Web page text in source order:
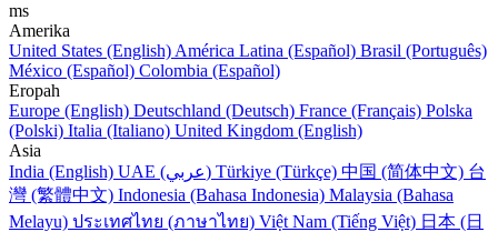
ms
Amerika
United States (English) América Latina (Español) Brasil (Português)
México (Español) Colombia (Español)
Eropah
Europe (English) Deutschland (Deutsch) France (Français) Polska
(Polski) Italia (Italiano) United Kingdom (English)
Asia
India (English)
UAE (عربي) Türkiye (Türkçe) 中国 (简体中文) 台
灣 (繁體中文) Indonesia (Bahasa Indonesia) Malaysia (Bahasa
Melayu) ประเทศไทย (ภาษาไทย) Việt Nam (Tiếng Việt) 日本 (日